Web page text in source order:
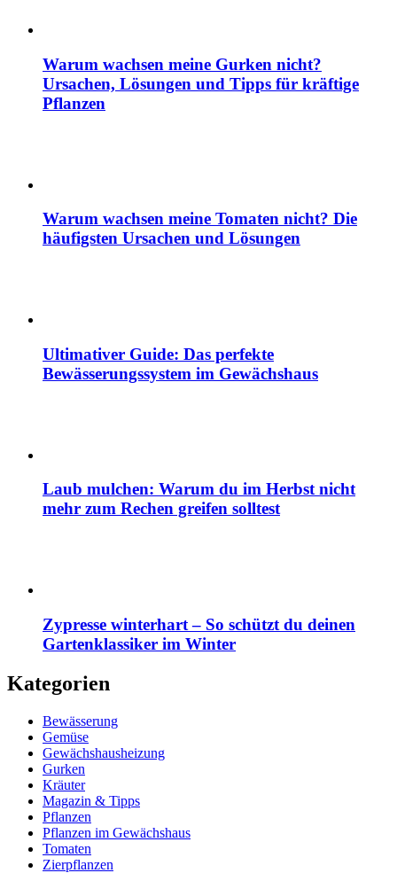
Warum wachsen meine Gurken nicht?
Ursachen, Lösungen und Tipps für kräftige
Pflanzen
Warum wachsen meine Tomaten nicht? Die
häufigsten Ursachen und Lösungen
Ultimativer Guide: Das perfekte
Bewässerungssystem im Gewächshaus
Laub mulchen: Warum du im Herbst nicht
mehr zum Rechen greifen solltest
Zypresse winterhart – So schützt du deinen
Gartenklassiker im Winter
Kategorien
Bewässerung
Gemüse
Gewächshausheizung
Gurken
Kräuter
Magazin & Tipps
Pflanzen
Pflanzen im Gewächshaus
Tomaten
Zierpflanzen